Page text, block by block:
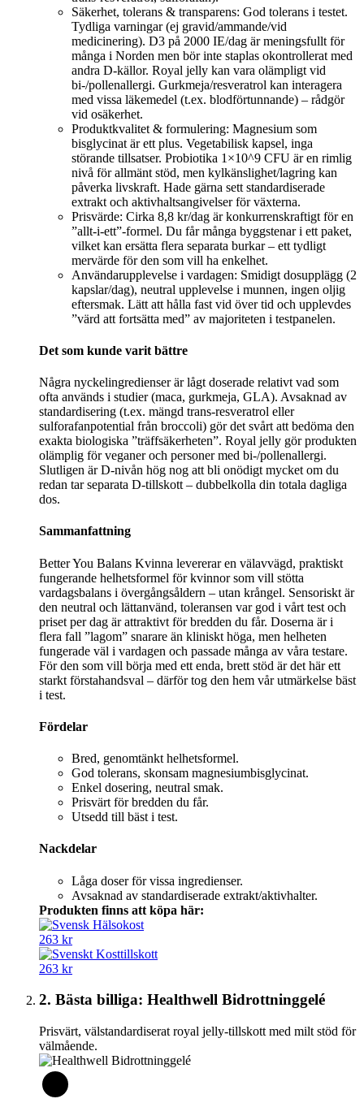
Säkerhet, tolerans & transparens: God tolerans i testet.
Tydliga varningar (ej gravid/ammande/vid
medicinering). D3 på 2000 IE/dag är meningsfullt för
många i Norden men bör inte staplas okontrollerat med
andra D‑källor. Royal jelly kan vara olämpligt vid
bi-/pollenallergi. Gurkmeja/resveratrol kan interagera
med vissa läkemedel (t.ex. blodförtunnande) – rådgör
vid osäkerhet.
Produktkvalitet & formulering: Magnesium som
bisglycinat är ett plus. Vegetabilisk kapsel, inga
störande tillsatser. Probiotika 1×10^9 CFU är en rimlig
nivå för allmänt stöd, men kylkänslighet/lagring kan
påverka livskraft. Hade gärna sett standardiserade
extrakt och aktivhaltsangivelser för växterna.
Prisvärde: Cirka 8,8 kr/dag är konkurrenskraftigt för en
”allt‑i‑ett”-formel. Du får många byggstenar i ett paket,
vilket kan ersätta flera separata burkar – ett tydligt
mervärde för den som vill ha enkelhet.
Användarupplevelse i vardagen: Smidigt dosupplägg (2
kapslar/dag), neutral upplevelse i munnen, ingen oljig
eftersmak. Lätt att hålla fast vid över tid och upplevdes
”värd att fortsätta med” av majoriteten i testpanelen.
Det som kunde varit bättre
Några nyckelingredienser är lågt doserade relativt vad som
ofta används i studier (maca, gurkmeja, GLA). Avsaknad av
standardisering (t.ex. mängd trans-resveratrol eller
sulforafanpotential från broccoli) gör det svårt att bedöma den
exakta biologiska ”träffsäkerheten”. Royal jelly gör produkten
olämplig för veganer och personer med bi-/pollenallergi.
Slutligen är D‑nivån hög nog att bli onödigt mycket om du
redan tar separata D‑tillskott – dubbelkolla din totala dagliga
dos.
Sammanfattning
Better You Balans Kvinna levererar en välavvägd, praktiskt
fungerande helhetsformel för kvinnor som vill stötta
vardagsbalans i övergångsåldern – utan krångel. Sensoriskt är
den neutral och lättanvänd, toleransen var god i vårt test och
priset per dag är attraktivt för bredden du får. Doserna är i
flera fall ”lagom” snarare än kliniskt höga, men helheten
fungerade väl i vardagen och passade många av våra testare.
För den som vill börja med ett enda, brett stöd är det här ett
starkt förstahandsval – därför tog den hem vår utmärkelse bäst
i test.
Fördelar
Bred, genomtänkt helhetsformel.
God tolerans, skonsam magnesiumbisglycinat.
Enkel dosering, neutral smak.
Prisvärt för bredden du får.
Utsedd till bäst i test.
Nackdelar
Låga doser för vissa ingredienser.
Avsaknad av standardiserade extrakt/aktivhalter.
Produkten finns att köpa här:
263 kr
263 kr
2. Bästa billiga: Healthwell Bidrottninggelé
Prisvärt, välstandardiserat royal jelly-tillskott med milt stöd för
välmående.